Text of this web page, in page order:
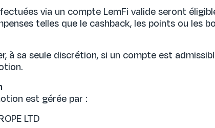
via un compte LemFi valide seront
telles que le cashback, les points ou les
à sa seule discrétion, si un compte est
est gérée par :
LTD